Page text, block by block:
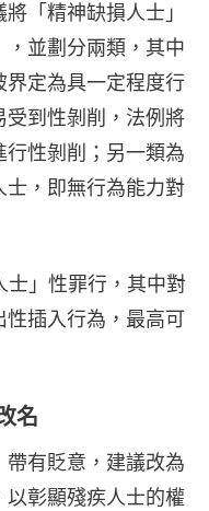
「精神缺損人士」
並劃分兩類，其中
定為具一定程度行
到性剝削，法例將
性剝削；另一類為
，即無行為能力對
士」性罪行，其中對
插入行為，最高可
名
有貶意，建議改為
以彰顯殘疾人士的權